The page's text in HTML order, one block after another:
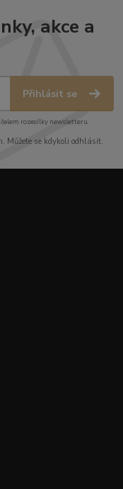
akce a
Přihlásit se
rozesílky newsletteru.
Můžete se kdykoli odhlásit.